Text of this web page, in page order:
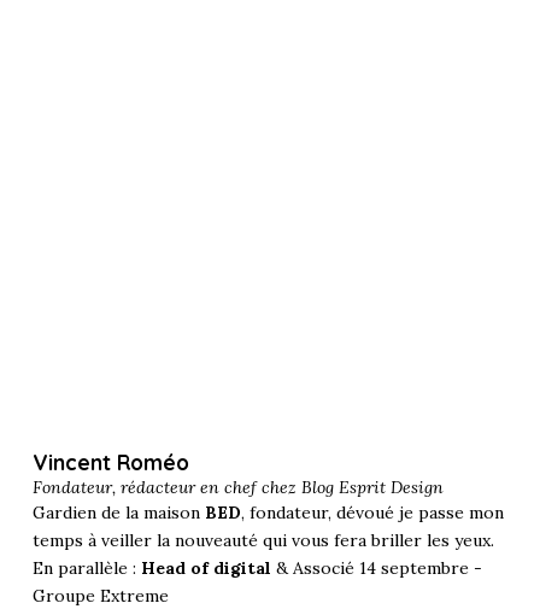
Vincent Roméo
Fondateur, rédacteur en chef chez Blog Esprit Design
Gardien de la maison BED, fondateur, dévoué je passe mon
temps à veiller la nouveauté qui vous fera briller les yeux.
En parallèle : Head of digital & Associé 14 septembre -
Groupe Extreme